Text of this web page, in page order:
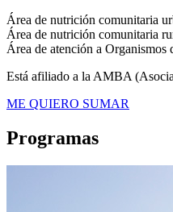
Área de nutrición comunitaria
Área de nutrición comunitaria
Área de atención a Organismos
Está afiliado a la AMBA
ME QUIERO SUMAR
Programas